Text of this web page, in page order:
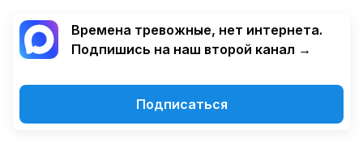
Времена тревожные, нет интернета.
Подпишись на наш второй канал →
Подписаться